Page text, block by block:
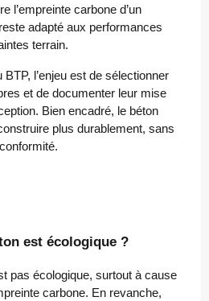
l’empreinte carbone d’un
adapté aux performances
terrain.
l’enjeu est de sélectionner
et de documenter leur mise
Bien encadré, le béton
plus durablement, sans
est écologique ?
pas écologique, surtout à cause
carbone. En revanche,